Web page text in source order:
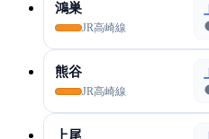
鴻巣
JR高崎線
熊谷
JR高崎線
上尾